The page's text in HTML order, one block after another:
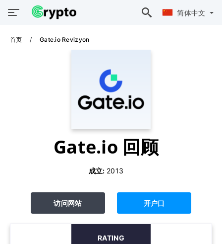
简体中文
首页 Gate.io Revizyon
Gate.io 回顾
成立: 2013
访问网站 开户口
RATING